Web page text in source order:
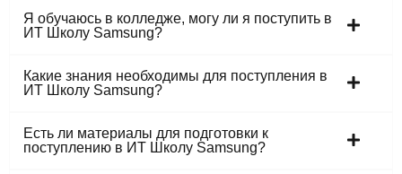
Я обучаюсь в колледже, могу ли я поступить в
ИТ Школу Samsung?
Какие знания необходимы для поступления в
ИТ Школу Samsung?
Есть ли материалы для подготовки к
поступлению в ИТ Школу Samsung?